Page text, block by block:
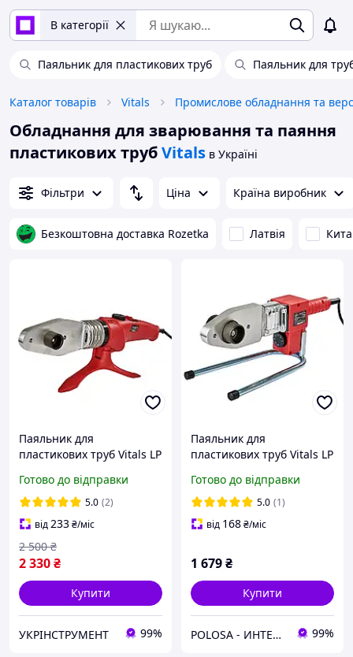
В категорії
Паяльник для пластикових труб Паяльник для
Каталог товарів Vitals
Обладнання для зварювання та паяння
пластикових трубVitals в Україні
Фільтри Ціна Країна виробник
Безкоштовна доставка Rozetka Латвія
Паяльник для
пластикових труб Vitals LP
Готово до відправки
5.0 (2)
від233₴/міс
2 330₴
2 500 ₴
Купити
УКРІНСТРУМЕНТ 99%
Паяльник для
пластикових труб Vitals LP
Готово до відправки
5.0 (1)
від 168₴/міс
1 679₴
Купити
POLOSA - ИНТЕРНЕТ-МАГАЗИН ТОВАРОВ ДЛЯ СТРОИТЕЛЬСТВА, САДА И ДОМА 99%